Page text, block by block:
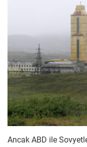
Ancak ABD ile